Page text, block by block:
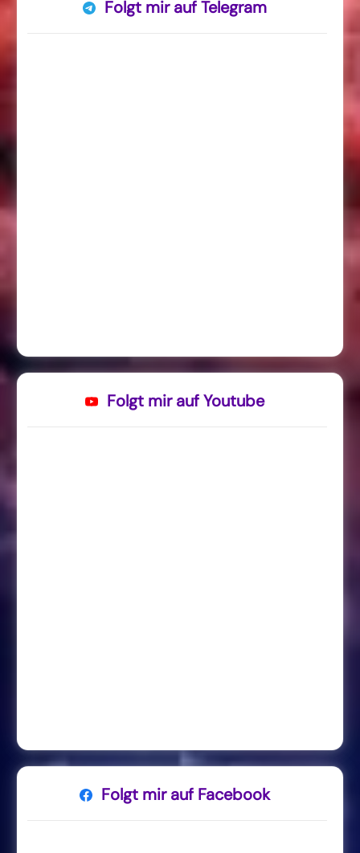
Folgt mir auf Telegram
Folgt mir auf Youtube
Folgt mir auf Facebook